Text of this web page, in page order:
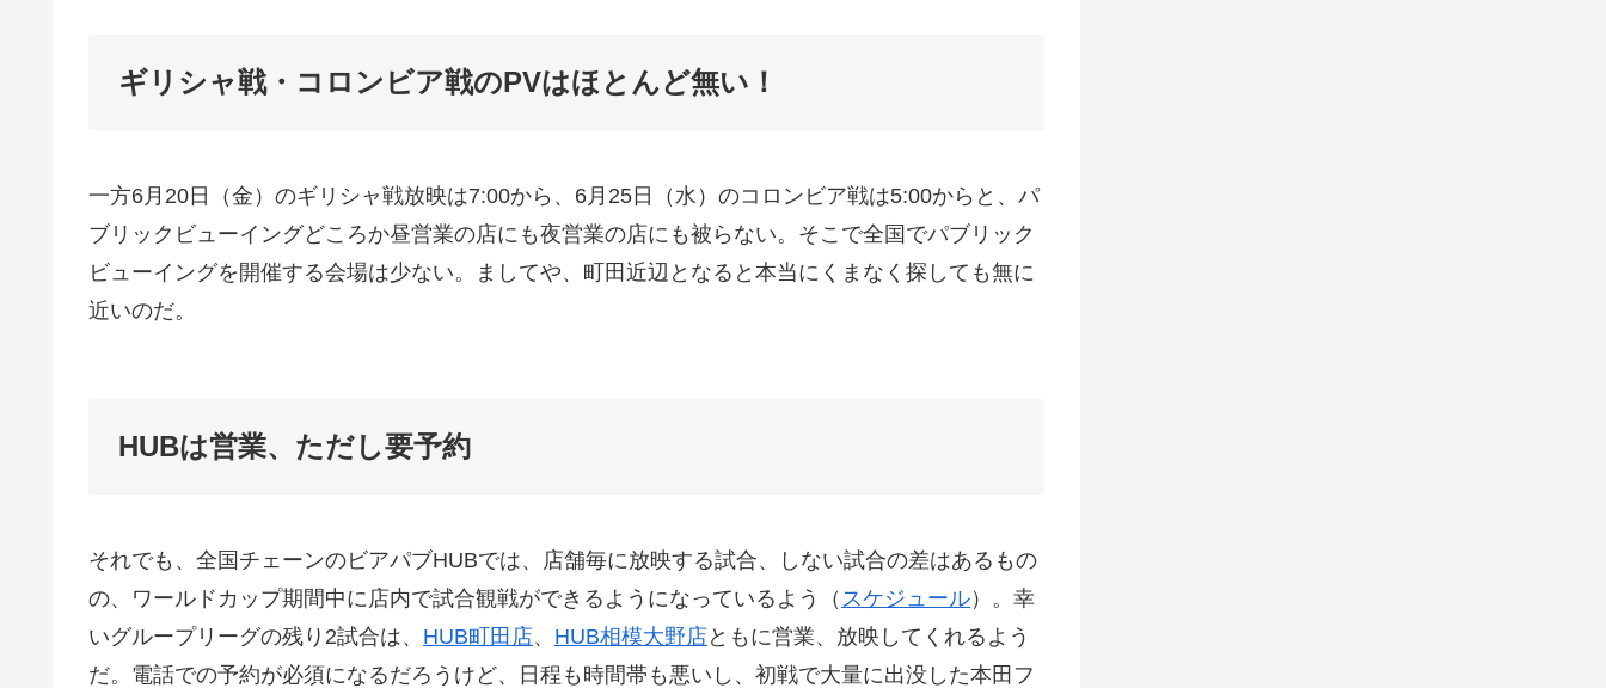
ギリシャ戦・コロンビア戦のPVはほとんど無い！
一方6月20日（金）のギリシャ戦放映は7:00から、6月25日（水）のコロンビア戦は5:00からと、パ
ブリックビューイングどころか昼営業の店にも夜営業の店にも被らない。そこで全国でパブリック
ビューイングを開催する会場は少ない。ましてや、町田近辺となると本当にくまなく探しても無に
近いのだ。
HUBは営業、ただし要予約
それでも、全国チェーンのビアパブHUBでは、店舗毎に放映する試合、しない試合の差はあるもの
の、ワールドカップ期間中に店内で試合観戦ができるようになっているよう（ スケジュール）。幸
いグループリーグの残り2試合は、 HUB町田店、 HUB相模大野店ともに営業、放映してくれるよう
だ。電話での予約が必須になるだろうけど、日程も時間帯も悪いし、初戦で大量に出没した本田フ